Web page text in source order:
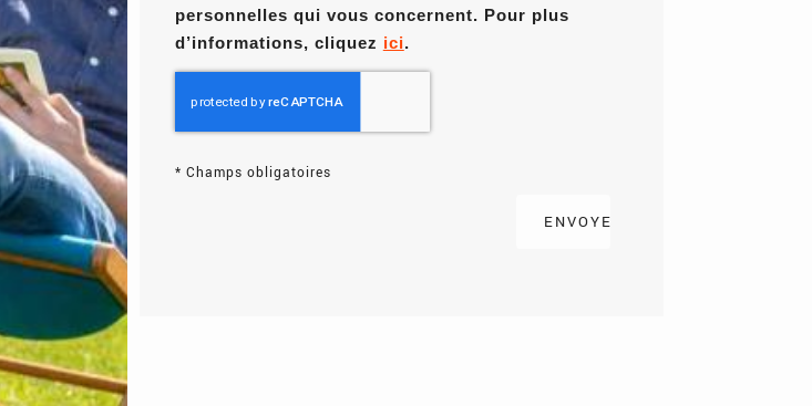
personnelles qui vous concernent. Pour plus
d’informations, cliquez ici.
* Champs obligatoires